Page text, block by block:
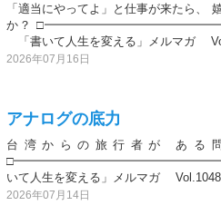
「適当にやってよ」と仕事が来たら
か？
「書いて人生を変える」メルマガ
2026年07月16日
アナログの底力
台湾からの旅行者が ある
□━━━━━━━━━━━━━━━━━━ エ
いて人生を変える」メルマガ
2026年07月14日